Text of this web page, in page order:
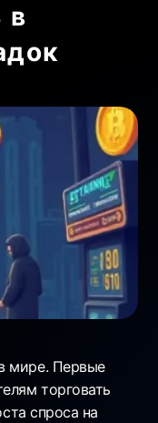
в
мире. Первые
торговать
спроса на